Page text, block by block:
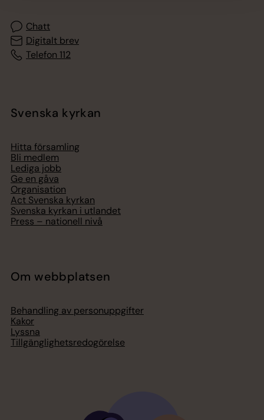
Chatt
Digitalt brev
Telefon 112
Svenska kyrkan
Hitta församling
Bli medlem
Lediga jobb
Ge en gåva
Organisation
Act Svenska kyrkan
Svenska kyrkan i utlandet
Press – nationell nivå
Om webbplatsen
Behandling av personuppgifter
Kakor
Lyssna
Tillgänglighetsredogörelse